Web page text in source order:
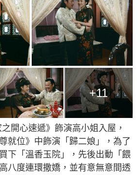
+11
之開心速遞》飾演高小姐入屋，
就位》中飾演「歸二娘」，為了
下「溫香玉院」，先後出動「餵
八度連環撒嬌，並有意無意間透